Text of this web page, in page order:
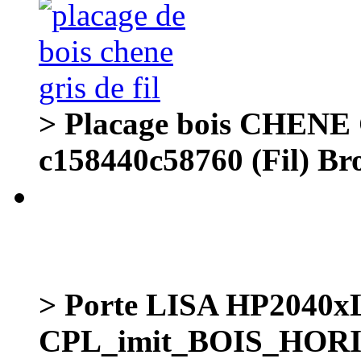
> Placage bois
c158440c58760 (Fil)
> Porte LISA